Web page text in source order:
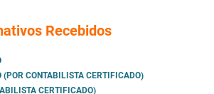
Recebidos
(POR CONTABILISTA CERTIFICADO)
CERTIFICADO)